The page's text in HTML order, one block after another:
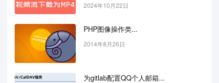
2024年10月22日
PHP图像操作类...
2014年8月26日
为gitlab配置QQ个人邮箱...